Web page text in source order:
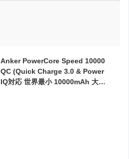
Anker PowerCore Speed 10000
QC (Quick Charge 3.0 & Power
IQ対応 世界最小 10000mAh 大容